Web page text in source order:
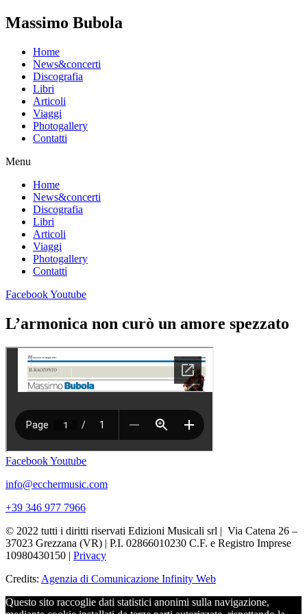
Massimo Bubola
Home
News&concerti
Discografia
Libri
Articoli
Viaggi
Photogallery
Contatti
Menu
Home
News&concerti
Discografia
Libri
Articoli
Viaggi
Photogallery
Contatti
FacebookYoutube
L’armonica non curò un amore spezzato
FacebookYoutube
info@ecchermusic.com
+39 346 977 7966
© 2022 tutti i diritti riservati Edizioni Musicali srl | Via Catena 26 –
37023 Grezzana (VR) | P.I. 02866010230 C.F. e Registro Imprese
10980430150 | Privacy
Credits: Agenzia di Comunicazione Infinity Web
Questo sito raccoglie dati statistici anonimi sulla navigazione,